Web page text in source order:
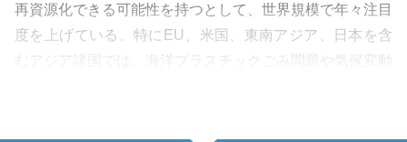
再資源化できる可能性を持つとして、世界規模で年々注目
度を上げている。特にEU、米国、東南アジア、日本を含
むアジア諸国では、海洋プラスチックごみ問題や気候変動